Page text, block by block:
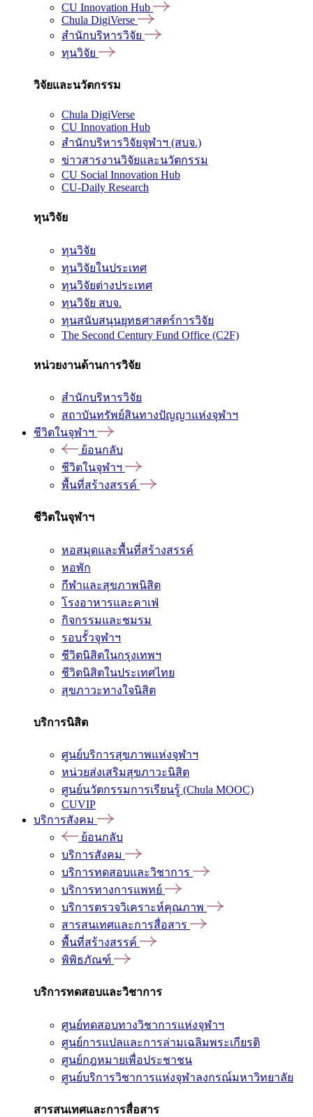
CU Innovation Hub
Chula DigiVerse
สำนักบริหารวิจัย
ทุนวิจัย
วิจัยและนวัตกรรม
Chula DigiVerse
CU Innovation Hub
สำนักบริหารวิจัยจุฬาฯ (สบจ.)
ข่าวสารงานวิจัยและนวัตกรรม
CU Social Innovation Hub
CU-Daily Research
ทุนวิจัย
ทุนวิจัย
ทุนวิจัยในประเทศ
ทุนวิจัยต่างประเทศ
ทุนวิจัย สบจ.
ทุนสนับสนุนยุทธศาสตร์การวิจัย
The Second Century Fund Office (C2F)
หน่วยงานด้านการวิจัย
สำนักบริหารวิจัย
สถาบันทรัพย์สินทางปัญญาแห่งจุฬาฯ
ชีวิตในจุฬาฯ
ย้อนกลับ
ชีวิตในจุฬาฯ
พื้นที่สร้างสรรค์
ชีวิตในจุฬาฯ
หอสมุดและพื้นที่สร้างสรรค์
หอพัก
กีฬาและสุขภาพนิสิต
โรงอาหารและคาเฟ่
กิจกรรมและชมรม
รอบรั้วจุฬาฯ
ชีวิตนิสิตในกรุงเทพฯ
ชีวิตนิสิตในประเทศไทย
สุขภาวะทางใจนิสิต
บริการนิสิต
ศูนย์บริการสุขภาพแห่งจุฬาฯ
หน่วยส่งเสริมสุขภาวะนิสิต
ศูนย์นวัตกรรมการเรียนรู้ (Chula MOOC)
CUVIP
บริการสังคม
ย้อนกลับ
บริการสังคม
บริการทดสอบและวิชาการ
บริการทางการแพทย์
บริการตรวจวิเคราะห์คุณภาพ
สารสนเทศและการสื่อสาร
พื้นที่สร้างสรรค์
พิพิธภัณฑ์
บริการทดสอบและวิชาการ
ศูนย์ทดสอบทางวิชาการแห่งจุฬาฯ
ศูนย์การแปลและการล่ามเฉลิมพระเกียรติ
ศูนย์กฎหมายเพื่อประชาชน
ศูนย์บริการวิชาการแห่งจุฬาลงกรณ์มหาวิทยาลัย
สารสนเทศและการสื่อสาร